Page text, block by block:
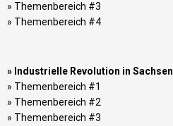
» Themenbereich #3
» Themenbereich #4
» Industrielle Revolution in Sachsen
» Themenbereich #1
» Themenbereich #2
» Themenbereich #3